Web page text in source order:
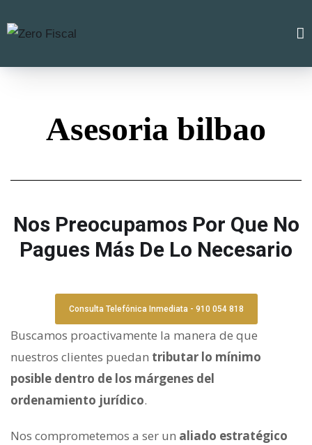
Asesoria bilbao
Nos Preocupamos Por Que No
Pagues Más De Lo Necesario
Consulta Telefónica Inmediata - 910 054 818
Buscamos proactivamente la manera de que
nuestros clientes puedan tributar lo mínimo
posible dentro de los márgenes del
ordenamiento jurídico.
Nos comprometemos a ser un aliado estratégico